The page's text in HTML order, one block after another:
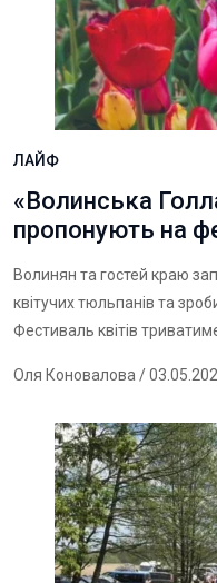
ЛАЙФ
«Волинська
пропонують на
Волинян та гостей краю
квітучих тюльпанів та
Фестиваль квітів
Оля Коновалова /